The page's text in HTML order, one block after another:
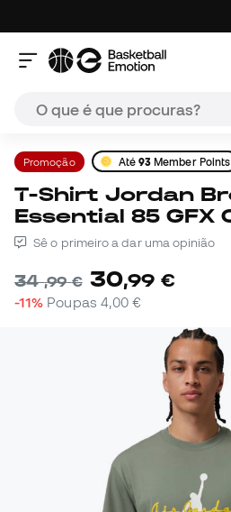
Promoção Até 93 Member Points
T-Shirt Jordan Brooklyn
Essential 85 GFX
Sê o primeiro a dar uma opinião
34,99 € 30,99 €
-11% Poupas 4,00 €